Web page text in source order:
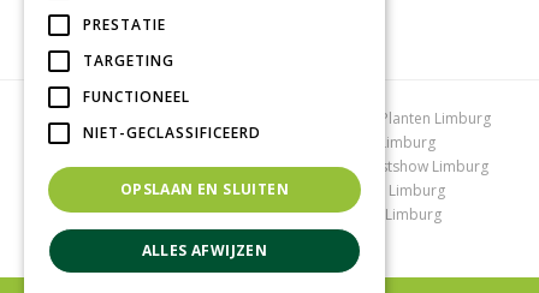
Tuincentrum Limburg
Planten Limburg
Bomen en struiken Limburg
Tuinplanten Limburg
Tuincentrum Vlodrop Gartencenter Vlodrop
Kerstshow Limburg
Kerstverlichting Lemax huisjes
Vijvervissen Limburg
Graszoden kopen Limburg Tuinmeubelen Limburg
Tuincentrum Roermond
PRESTATIE
TARGETING
FUNCTIONEEL
NIET-GECLASSIFICEERD
OPSLAAN EN SLUITEN
ALLES AFWIJZEN